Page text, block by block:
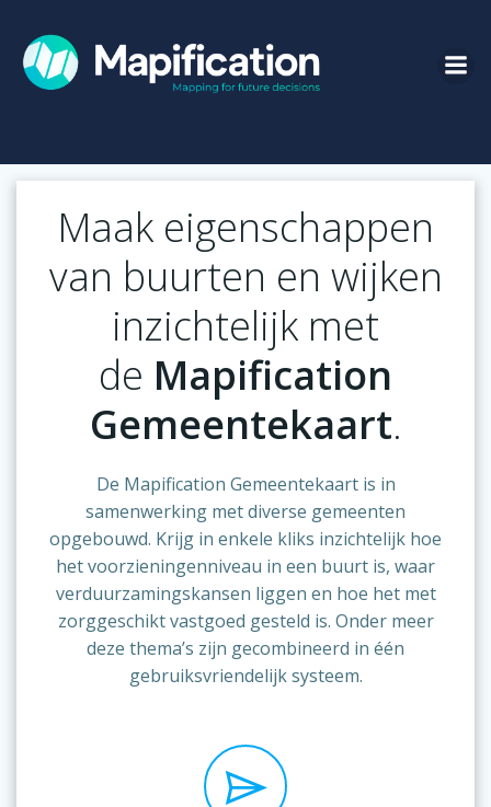
naar
de
inhoud
Maak eigenschappen
van buurten en wijken
inzichtelijk met
de Mapification
Gemeentekaart.
De Mapification Gemeentekaart is in
samenwerking met diverse gemeenten
opgebouwd. Krijg in enkele kliks inzichtelijk hoe
het voorzieningenniveau in een buurt is, waar
verduurzamingskansen liggen en hoe het met
zorggeschikt vastgoed gesteld is. Onder meer
deze thema’s zijn gecombineerd in één
gebruiksvriendelijk systeem.